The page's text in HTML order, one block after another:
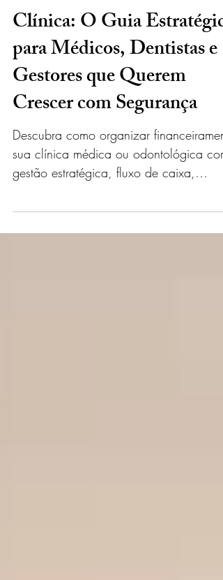
Como Organizar
Financeiramente uma
Clínica: O Guia Estratégico
para Médicos, Dentistas e
Gestores que Querem
Crescer com Segurança
sua clínica médica ou odontológica com
gestão estratégica, fluxo de caixa,